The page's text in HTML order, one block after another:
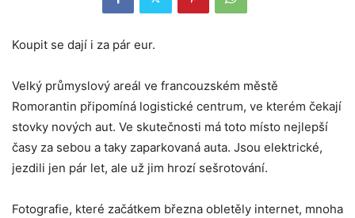
Koupit se dají i za pár eur.
Velký průmyslový areál ve francouzském městě
Romorantin připomíná logistické centrum, ve kterém čekají
stovky nových aut. Ve skutečnosti má toto místo nejlepší
časy za sebou a taky zaparkovaná auta. Jsou elektrické,
jezdili jen pár let, ale už jim hrozí sešrotování.
Fotografie, které začátkem března obletěly internet, mnoha